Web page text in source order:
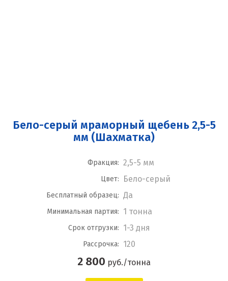
Бело-серый мраморный щебень 2,5-5
мм (Шахматка)
Фракция: 2,5-5 мм
Цвет: Бело-серый
Бесплатный образец: Да
Минимальная партия: 1 тонна
Срок отгрузки: 1-3 дня
Рассрочка: 120
2 800 руб./тонна